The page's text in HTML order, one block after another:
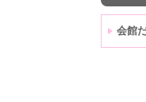
会館